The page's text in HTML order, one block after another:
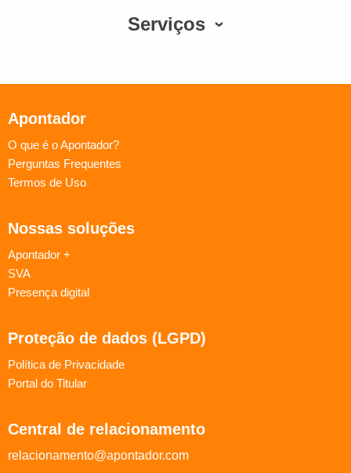
Serviços
Apontador
O que é o Apontador?
Perguntas Frequentes
Termos de Uso
Nossas soluções
Apontador +
SVA
Presença digital
Proteção de dados (LGPD)
Política de Privacidade
Portal do Titular
Central de relacionamento
relacionamento@apontador.com